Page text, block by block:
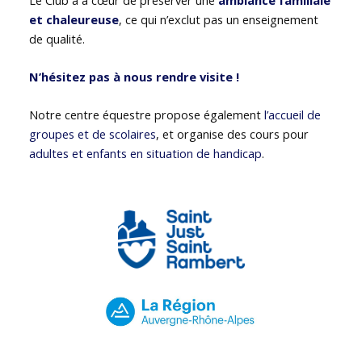
et chaleureuse, ce qui n’exclut pas un enseignement
de qualité.
N’hésitez pas à nous rendre visite !
Notre centre équestre propose égalementl’accueil de
groupes et de scolaires, et organise des cours pour
adultes et enfants en situation de handicap.